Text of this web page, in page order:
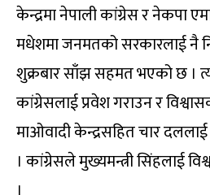
केन्द्रमा नेपाली कांग्रेस र नेकपा
मधेशमा जनमतको सरकारलाई नै
शुक्रबार साँझ सहमत भएको छ ।
कांग्रेसलाई प्रवेश गराउन र
माओवादी केन्द्रसहित चार
। कांग्रेसले मुख्यमन्त्री सिंहलाई